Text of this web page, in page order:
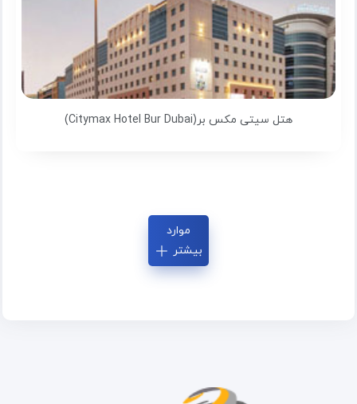
هتل سیتی مکس بر(Citymax Hotel Bur Dubai)
موارد
بیشتر